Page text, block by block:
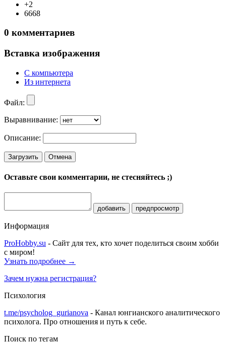
+2
6668
0 комментариев
Вставка изображения
С компьютера
Из интернета
Файл:
Выравнивание:
Описание:
Загрузить Отмена
Оставьте свои комментарии, не стесняйтесь ;)
добавить предпросмотр
Информация
ProHobby.su - Сайт для тех, кто хочет поделиться своим хобби
с миром!
Узнать подробнее →
Зачем нужна регистрация?
Психология
t.me/psycholog_gurianova - Канал юнгианского аналитического
психолога. Про отношения и путь к себе.
Поиск по тегам